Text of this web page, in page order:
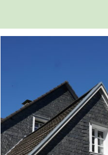
Und
Franziskaner